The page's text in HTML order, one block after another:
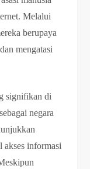
Melalui
berupaya
mengatasi
signifikan di
negara
akses informasi